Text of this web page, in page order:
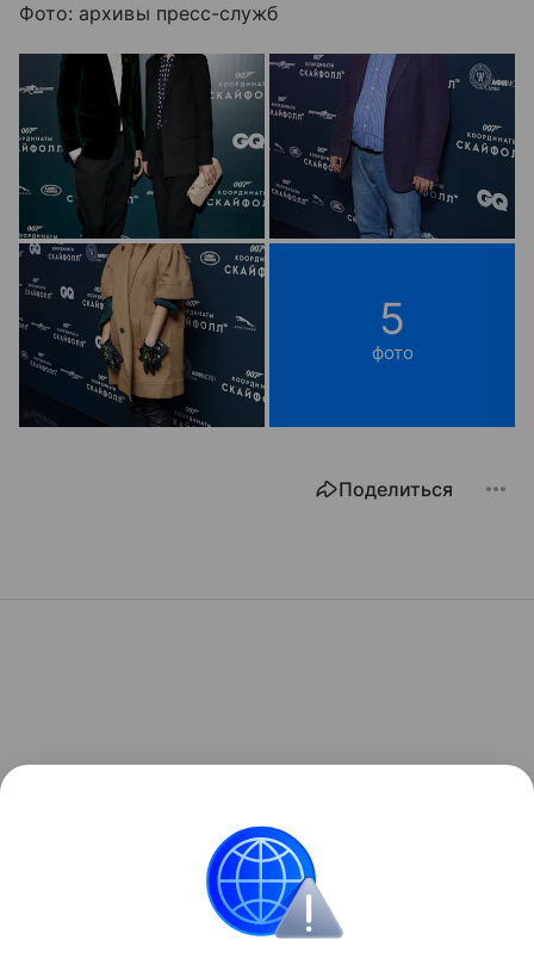
Фото: архивы пресс-служб
5
фото
Поделиться